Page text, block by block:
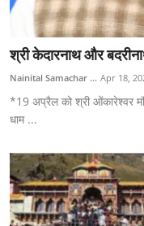
श्री केदारनाथ और
Nainital Samachar ... Apr 18,
*19 अप्रैल को श्री ओंकारेश्वर
धाम ...